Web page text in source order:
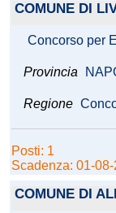
COMUNE DI
Concorso per
Provincia
Regione
Posti: 1
Scadenza: 01-
COMUNE DI